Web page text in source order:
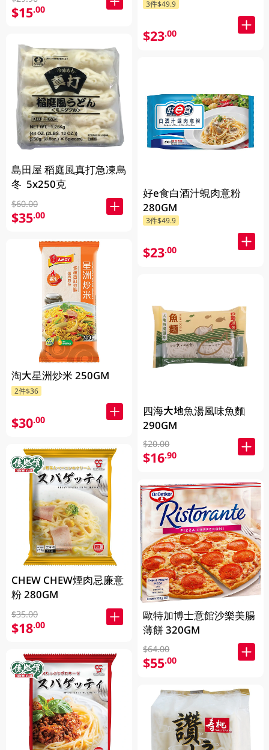
$15.00
島田屋 稻庭風真打急凍烏
冬 5x250克
$60.00
$35.00
淘大星洲炒米 250GM
2件$36
$30.00
CHEW CHEW煙肉忌廉意
粉 280GM
$35.00
$18.00
3件$49.9
$23.00
好e食白酒汁蜆肉意粉
280GM
3件$49.9
$23.00
四海大地魚湯風味魚麵
290GM
$20.00
$16.90
歐特加博士意館沙樂美腸
薄餅 320GM
$64.00
$55.00